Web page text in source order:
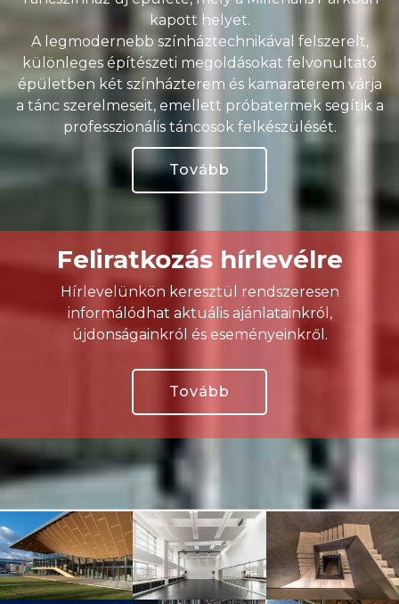
kapott helyet.
A legmodernebb színháztechnikával felszerelt,
különleges építészeti megoldásokat felvonultató
épületben két színházterem és kamaraterem várja
a tánc szerelmeseit, emellett próbatermek segítik a
professzionális táncosok felkészülését.
Tovább
Feliratkozás hírlevélre
Hírlevelünkön keresztül rendszeresen
informálódhat aktuális ajánlatainkról,
újdonságainkról és eseményeinkről.
Tovább